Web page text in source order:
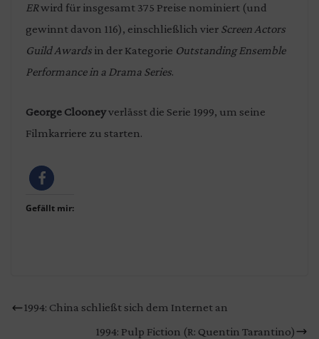
ERwird für insgesamt 375 Preise nominiert (und
gewinnt davon 116), einschließlich vier Screen Actors
Guild Awards in der Kategorie Outstanding Ensemble
Performance in a Drama Series.
George Clooneyverlässt die Serie 1999, um seine
Filmkarriere zu starten.
Gefällt mir:
1994: China schließt sich dem Internet an
1994: Pulp Fiction (R: Quentin Tarantino)